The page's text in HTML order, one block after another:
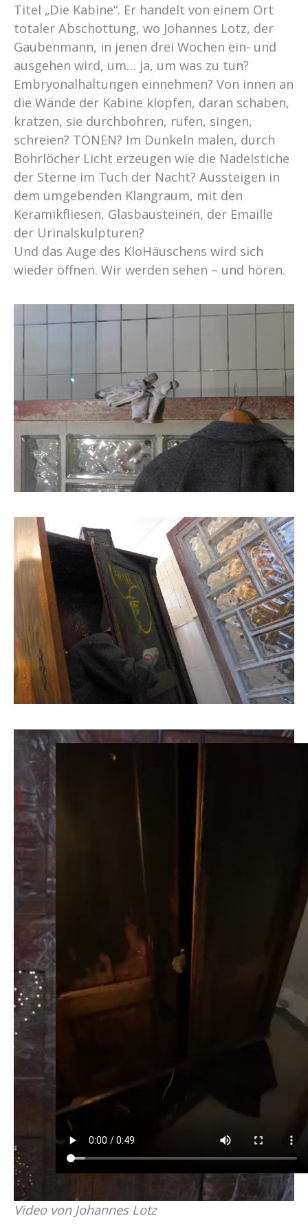
Titel „Die Kabine“. Er handelt von einem Ort
totaler Abschottung, wo Johannes Lotz, der
Gaubenmann, in jenen drei Wochen ein- und
ausgehen wird, um… ja, um was zu tun?
Embryonalhaltungen einnehmen? Von innen an
die Wände der Kabine klopfen, daran schaben,
kratzen, sie durchbohren, rufen, singen,
schreien? TÖNEN? Im Dunkeln malen, durch
Bohrlöcher Licht erzeugen wie die Nadelstiche
der Sterne im Tuch der Nacht? Aussteigen in
dem umgebenden Klangraum, mit den
Keramikfliesen, Glasbausteinen, der Emaille
der Urinalskulpturen?
Und das Auge des KloHäuschens wird sich
wieder öffnen. Wir werden sehen – und hören.
Video von Johannes Lotz